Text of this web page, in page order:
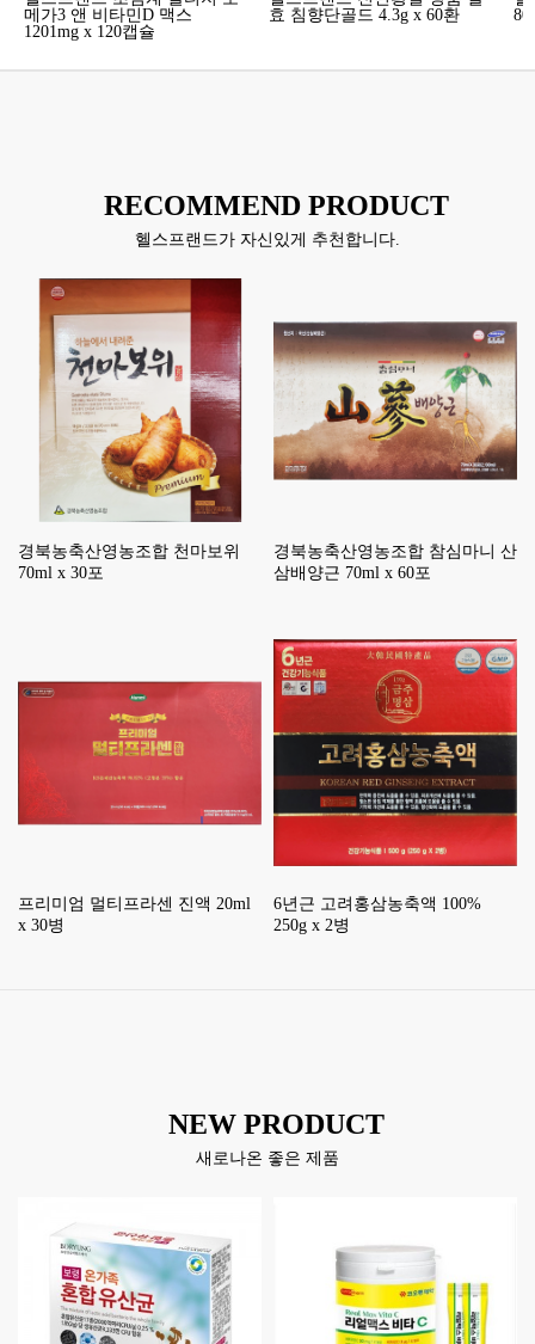
메가3 앤 비타민D 맥스
1201mg x 120캡슐
효 침향단골드 4.3g x 60환
RECOMMEND PRODUCT
헬스프랜드가 자신있게 추천합니다.
경북농축산영농조합 천마보위
70ml x 30포
경북농축산영농조합 참심마니 산
삼배양근 70ml x 60포
프리미엄 멀티프라센 진액 20ml
x 30병
6년근 고려홍삼농축액 100%
250g x 2병
NEW PRODUCT
새로나온 좋은 제품